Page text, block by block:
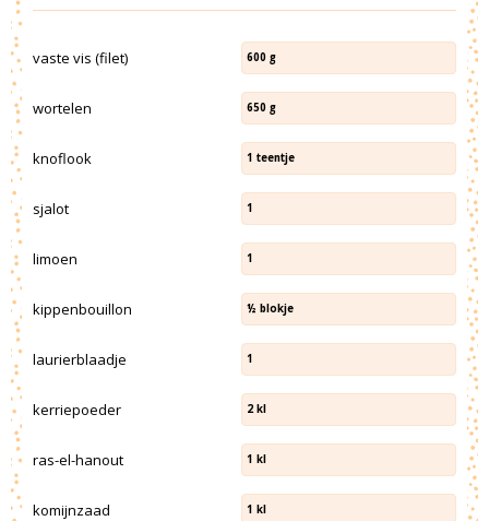
vaste vis (filet) 600 g
wortelen 650 g
knoflook 1 teentje
sjalot 1
limoen 1
kippenbouillon ½ blokje
laurierblaadje 1
kerriepoeder 2 kl
ras-el-hanout 1 kl
komijnzaad 1 kl